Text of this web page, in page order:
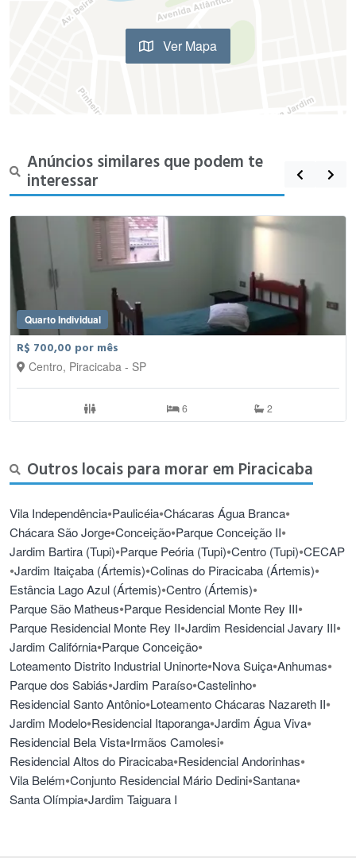
Ver Mapa
Anúncios similares que podem te
interessar
Quarto Individual
R$ 700,00 por mês
Centro, Piracicaba - SP
6 2
Outros locais para morar em Piracicaba
Vila Independência•Paulicéia•Chácaras Água Branca•
Chácara São Jorge•Conceição•Parque Conceição II•
Jardim Bartira (Tupi)•Parque Peória (Tupi)•Centro (Tupi)•CECAP
•Jardim Itaiçaba (Ártemis)•Colinas do Piracicaba (Ártemis)•
Estância Lago Azul (Ártemis)•Centro (Ártemis)•
Parque São Matheus•Parque Residencial Monte Rey III•
Parque Residencial Monte Rey II•Jardim Residencial Javary III•
Jardim Califórnia•Parque Conceição•
Loteamento Distrito Industrial Uninorte•Nova Suiça•Anhumas•
Parque dos Sabiás•Jardim Paraíso•Castelinho•
Residencial Santo Antônio•Loteamento Chácaras Nazareth II•
Jardim Modelo•Residencial Itaporanga•Jardim Água Viva•
Residencial Bela Vista•Irmãos Camolesi•
Residencial Altos do Piracicaba•Residencial Andorinhas•
Vila Belém•Conjunto Residencial Mário Dedini•Santana•
Santa Olímpia•Jardim Taiguara I